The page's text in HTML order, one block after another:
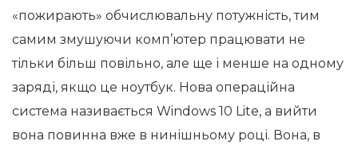
«пожирають» обчислювальну потужність, тим
самим змушуючи комп’ютер працювати не
тільки більш повільно, але ще і менше на одному
заряді, якщо це ноутбук. Нова операційна
система називається Windows 10 Lite, а вийти
вона повинна вже в нинішньому році. Вона, в